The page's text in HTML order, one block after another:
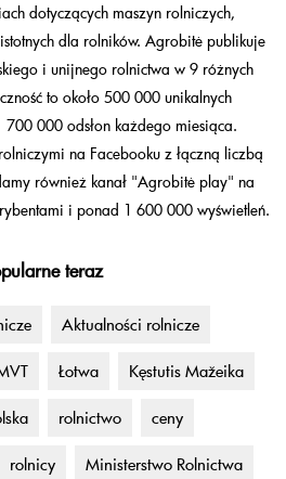
dotyczących maszyn rolniczych,
dla rolników. Agrobitė publikuje
i unijnego rolnictwa w 9 różnych
to około 500 000 unikalnych
000 odsłon każdego miesiąca.
na Facebooku z łączną liczbą
również kanał "Agrobitė play" na
i ponad 1 600 000 wyświetleń.
teraz
Aktualności rolnicze
Łotwa Kęstutis Mažeika
rolnictwo ceny
rolnicy Ministerstwo Rolnictwa